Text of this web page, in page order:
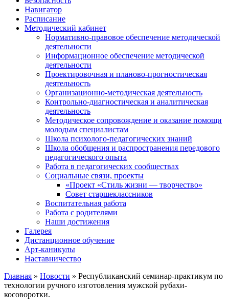
Навигатор
Расписание
Методический кабинет
Нормативно-правовое обеспечение методической
деятельности
Информационное обеспечение методической
деятельности
Проектировочная и планово-прогностическая
деятельность
Организационно-методическая деятельность
Контрольно-диагностическая и аналитическая
деятельность
Методическое сопровождение и оказание помощи
молодым специалистам
Школа психолого-педагогических знаний
Школа обобщения и распространения передового
педагогического опыта
Работа в педагогических сообществах
Социальные связи, проекты
«Проект «Стиль жизни — творчество»
Совет старшеклассников
Воспитательная работа
Работа с родителями
Наши достижения
Галерея
Дистанционное обучение
Арт-каникулы
Наставничество
Главная » Новости » Республиканский семинар-практикум по
технологии ручного изготовления мужской рубахи-
косоворотки.